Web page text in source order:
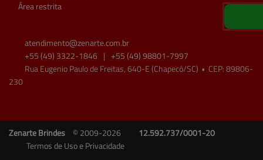
Área restrita
atendimento@zenarte.com.br
+55 (49) 3322-1846 | +55 (49) 98801-7997
Rua Eugenio Paulo de Freitas, 640-E (Chapecó/SC) • CEP: 89806-
230
Zenarte Brindes © 2009-2026
12.592.737/0001-20
Termos de Uso e Privacidade